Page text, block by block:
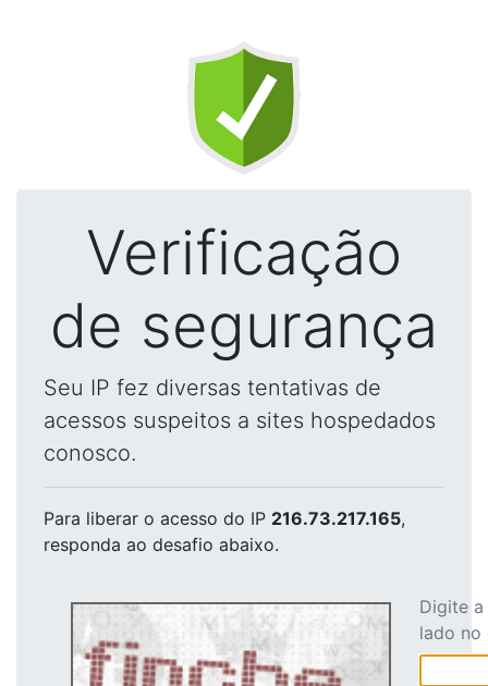
Verificação
de segurança
Seu IP fez diversas tentativas de
acessos suspeitos a sites hospedados
conosco.
Para liberar o acesso do IP 216.73.217.165,
responda ao desafio abaixo.
Digite
lado no